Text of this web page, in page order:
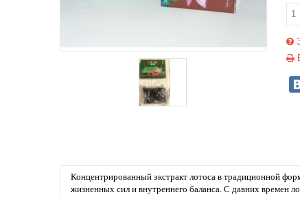
Концентрированный экстракт лотоса в традиционной
жизненных сил и внутреннего баланса. С давних времен